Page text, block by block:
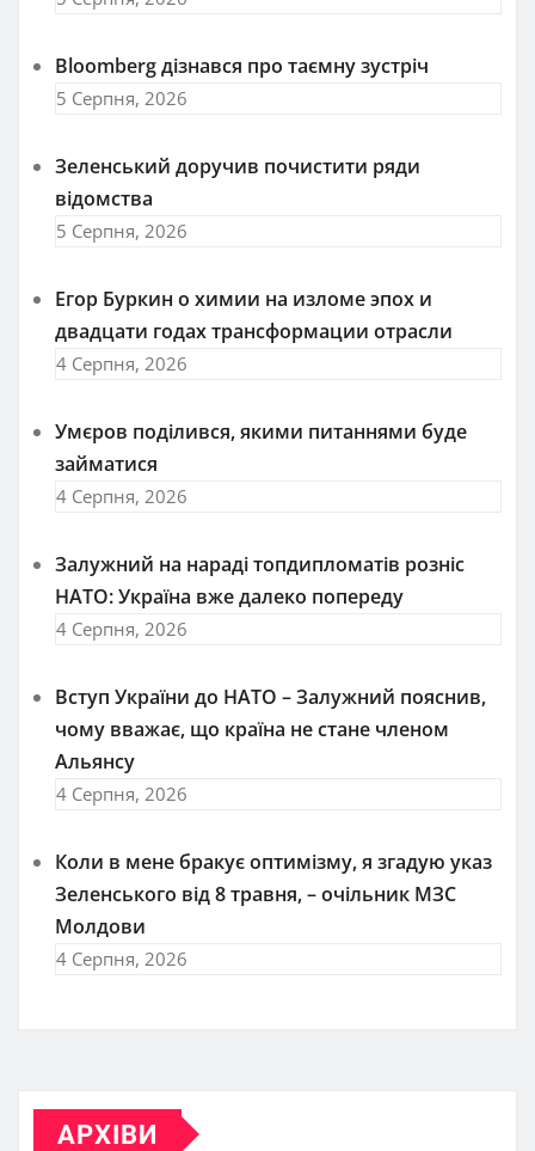
Bloomberg дізнався про таємну зустріч
5 Серпня, 2026
Зеленський доручив почистити ряди
відомства
5 Серпня, 2026
Егор Буркин о химии на изломе эпох и
двадцати годах трансформации отрасли
4 Серпня, 2026
Умєров поділився, якими питаннями буде
займатися
4 Серпня, 2026
Залужний на нараді топдипломатів розніс
НАТО: Україна вже далеко попереду
4 Серпня, 2026
Вступ України до НАТО – Залужний пояснив,
чому вважає, що країна не стане членом
Альянсу
4 Серпня, 2026
Коли в мене бракує оптимізму, я згадую указ
Зеленського від 8 травня, – очільник МЗС
Молдови
4 Серпня, 2026
АРХІВИ